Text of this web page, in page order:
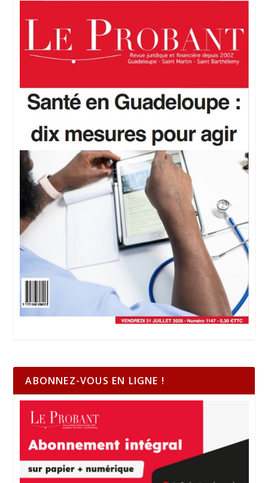
ABONNEZ-VOUS EN LIGNE !